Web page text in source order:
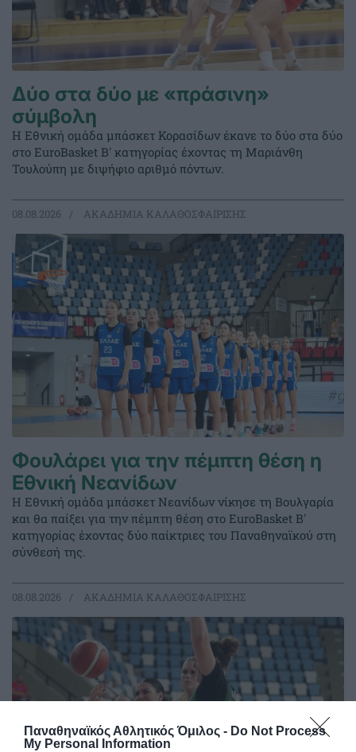
Παναθηναϊκός Αθλητικός Όμιλος - Do Not Process
My Personal Information
Δύο στα δύο με «πράσινη»
σύμβολη
Η Εθνική ομάδα μπάσκετ Κορασίδων έκανε το δύο στα δύο
στο EuroBasket Β' κατηγορίας έχοντας τη Μαριάνθη
Τουλούπη με διψήφιο αριθμό πόντων.
08.08.2026 ΑΚΑΔΗΜΙΑ ΚΑΛΑΘΟΣΦΑΙΡΙΣΗΣ
Φουλάρει για την πέμπτη θέση η
Εθνική Νεανίδων
Η Εθνική ομάδα μπάσκετ Νεανίδων νίκησε τη Βουλγαρία
και θα παίξει για την πέμπτη θέση στο EuroBasket Β'
κατηγορίας έχοντας δύο παίκτριες του Παναθηναϊκού στη
σύνθεσή της.
08.08.2026 ΑΚΑΔΗΜΙΑ ΚΑΛΑΘΟΣΦΑΙΡΙΣΗΣ